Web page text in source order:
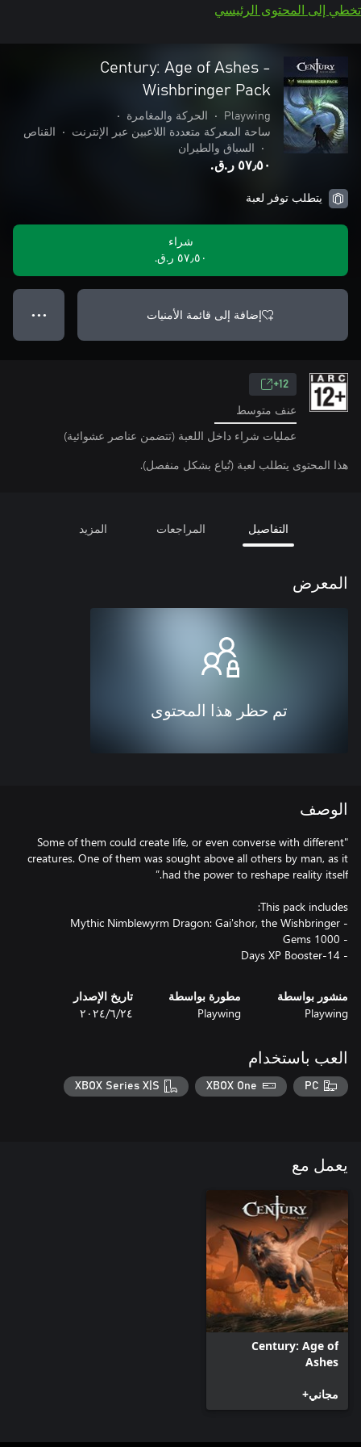
تخطي إلى المحتوى الرئيسي
Century: Age of Ashes -
Wishbringer Pack
Playwing
• الحركة والمغامرة
•
ساحة المعركة متعددة اللاعبين عبر الإنترنت
•
القناص
•
السباق والطيران
٥٧٫٥٠ ر.ق.‏
يتطلب توفر لعبة
شراء
٥٧٫٥٠ ر.ق.‏
إضافة إلى قائمة الأمنيات ● ● ●
12+
عنف متوسط
عمليات شراء داخل اللعبة (تتضمن عناصر عشوائية)
هذا المحتوى يتطلب لعبة (تُباع بشكل منفصل).
التفاصيل المراجعات المزيد
المعرض
تم حظر هذا المحتوى
الوصف
"Some of them could create life, or even converse with different
creatures. One of them was sought above all others by man, as it
- 14-Days XP Booster
منشور بواسطة
Playwing
مطورة بواسطة
Playwing
تاريخ الإصدار
٢٤‏/٦‏/٢٠٢٤
العب باستخدام
PC
XBOX One
XBOX Series X|S
يعمل مع
Century: Age of
Ashes
مجاني+